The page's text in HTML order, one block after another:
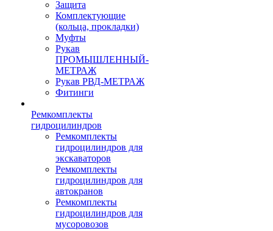
Защита
Комплектующие
(кольца, прокладки)
Муфты
Рукав
ПРОМЫШЛЕННЫЙ-
МЕТРАЖ
Рукав РВД-МЕТРАЖ
Фитинги
Ремкомплекты
гидроцилиндров
Ремкомплекты
гидроцилиндров для
экскаваторов
Ремкомплекты
гидроцилиндров для
автокранов
Ремкомплекты
гидроцилиндров для
мусоровозов